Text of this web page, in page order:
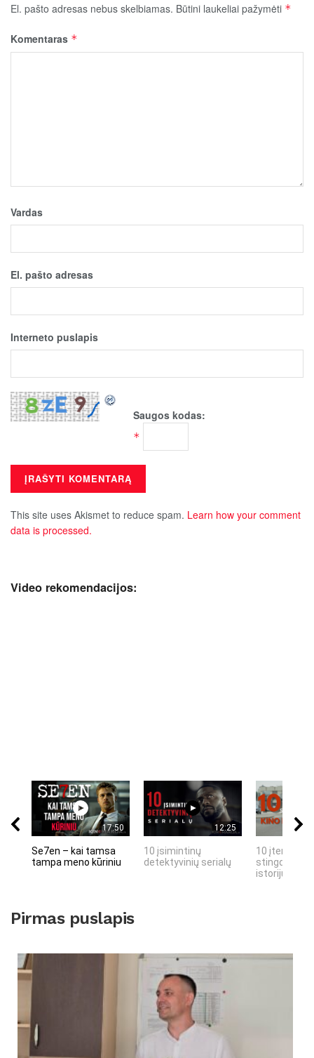
El. pašto adresas nebus skelbiamas. Būtini laukeliai pažymėti *
Komentaras *
Vardas
El. pašto adresas
Interneto puslapis
Saugos kodas:
*
This site uses Akismet to reduce spam. Learn how your comment
data is processed.
Video rekomendacijos:
17:50
Se7en – kai tamsa
tampa meno kūriniu
12:25
10 įsimintinų
detektyvinių serialų
10 įtemptų,
stingdančių
istorijų
Pirmas puslapis